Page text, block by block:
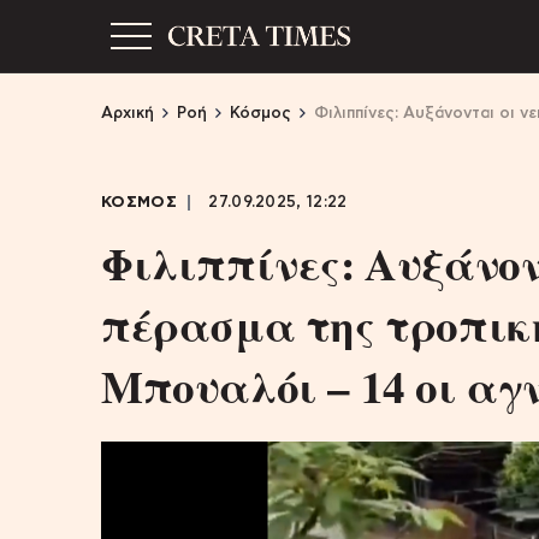
Αρχική Ροή Κόσμος Φιλιππίνες: Αυξάνονται οι
ΚΟΣΜΟΣ 27.09.2025, 12:22
Φιλιππίνες:
πέρασμα της
Μπουαλόι – 14 οι